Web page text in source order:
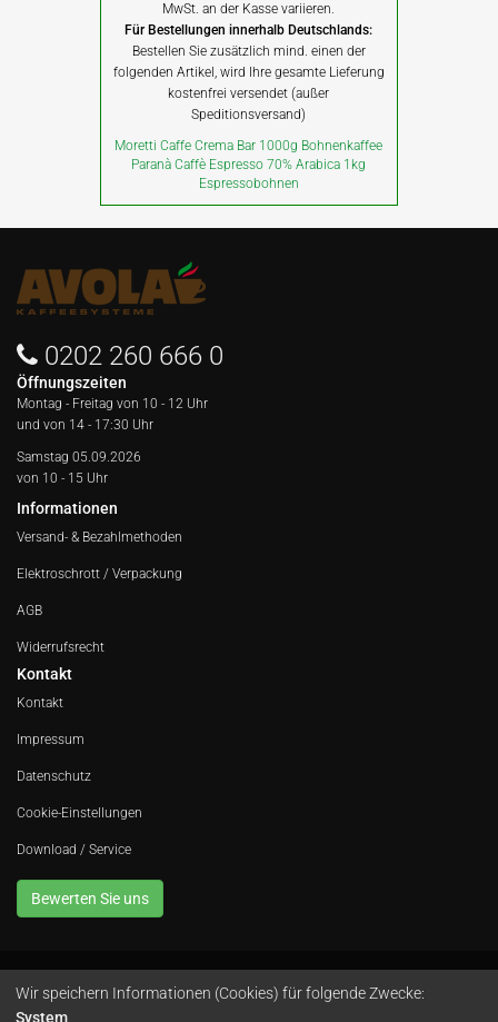
MwSt. an der Kasse variieren.
Für Bestellungen innerhalb Deutschlands:
Bestellen Sie zusätzlich mind. einen der
folgenden Artikel, wird Ihre gesamte Lieferung
kostenfrei versendet (außer
Speditionsversand)
Moretti Caffe Crema Bar 1000g Bohnenkaffee
Paranà Caffè Espresso 70% Arabica 1kg
Espressobohnen
0202 260 666 0
Öffnungszeiten
Montag - Freitag von 10 - 12 Uhr
und von 14 - 17:30 Uhr
Samstag 05.09.2026
von 10 - 15 Uhr
Informationen
Versand- & Bezahlmethoden
Elektroschrott / Verpackung
AGB
Widerrufsrecht
Kontakt
Kontakt
Impressum
Datenschutz
Cookie-Einstellungen
Download / Service
Bewerten Sie uns
Avola GmbH • In der Fleute 52 • 42389 Wuppertal • Telefon 0202 260 666 0
Wir speichern Informationen (Cookies) für folgende Zwecke:
System